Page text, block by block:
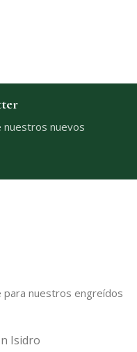
nuestros nuevos
para nuestros engreídos
Isidro